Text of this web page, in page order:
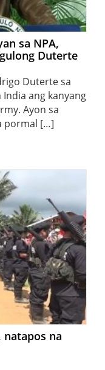
sa NPA,
Duterte
Duterte sa
ang kanyang
Ayon sa
pormal […]
natapos na